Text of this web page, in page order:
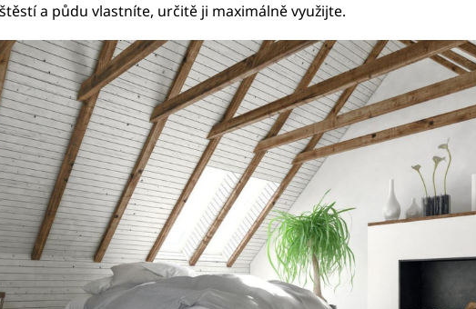
a půdu vlastníte, určitě ji maximálně využijte.